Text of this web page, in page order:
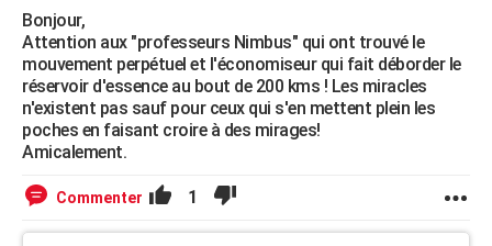
Bonjour,
Attention aux "professeurs Nimbus" qui ont trouvé le
mouvement perpétuel et l'économiseur qui fait déborder le
réservoir d'essence au bout de 200 kms ! Les miracles
n'existent pas sauf pour ceux qui s'en mettent plein les
poches en faisant croire à des mirages!
Amicalement.
Commenter 1